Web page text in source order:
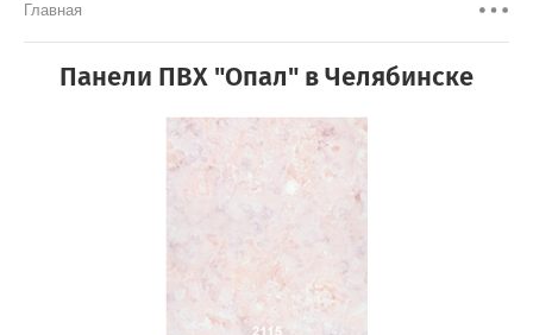
Главная
Панели ПВХ "Опал" в Челябинске